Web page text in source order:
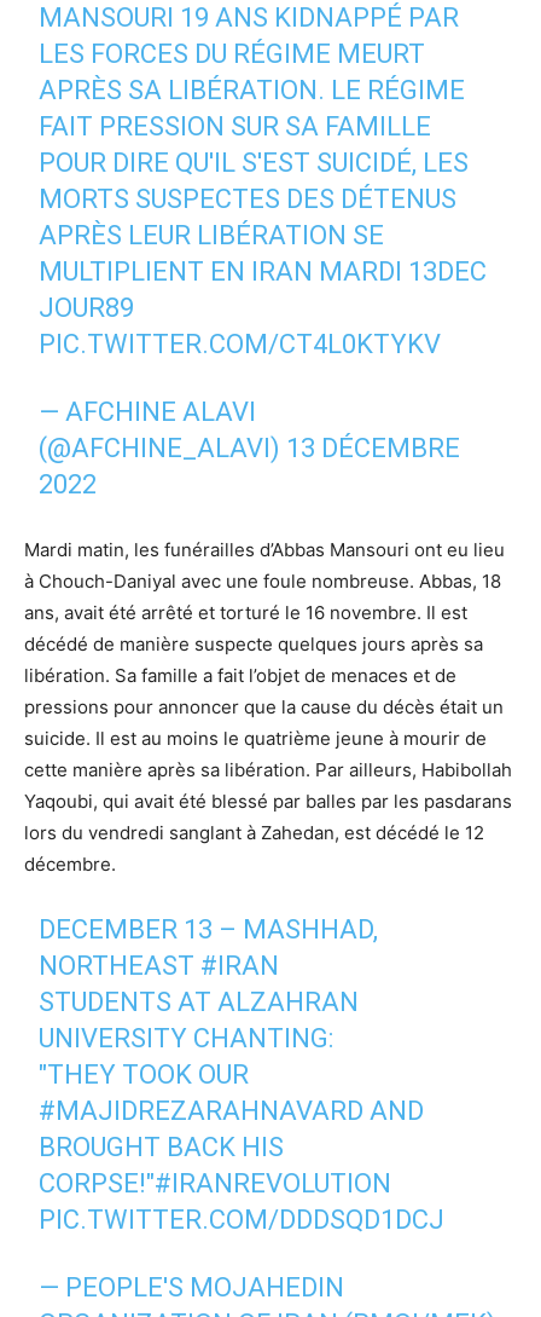
MANSOURI 19 ANS KIDNAPPÉ PAR
LES FORCES DU RÉGIME MEURT
APRÈS SA LIBÉRATION. LE RÉGIME
FAIT PRESSION SUR SA FAMILLE
POUR DIRE QU'IL S'EST SUICIDÉ, LES
MORTS SUSPECTES DES DÉTENUS
APRÈS LEUR LIBÉRATION SE
MULTIPLIENT EN IRAN MARDI 13DEC
JOUR89
PIC.TWITTER.COM/CT4L0KTYKV
— AFCHINE ALAVI
(@AFCHINE_ALAVI) 13 DÉCEMBRE
2022
Mardi matin, les funérailles d’Abbas Mansouri ont eu lieu
à Chouch-Daniyal avec une foule nombreuse. Abbas, 18
ans, avait été arrêté et torturé le 16 novembre. Il est
décédé de manière suspecte quelques jours après sa
libération. Sa famille a fait l’objet de menaces et de
pressions pour annoncer que la cause du décès était un
suicide. Il est au moins le quatrième jeune à mourir de
cette manière après sa libération. Par ailleurs, Habibollah
Yaqoubi, qui avait été blessé par balles par les pasdarans
lors du vendredi sanglant à Zahedan, est décédé le 12
décembre.
DECEMBER 13 – MASHHAD,
NORTHEAST #IRAN
STUDENTS AT ALZAHRAN
UNIVERSITY CHANTING:
"THEY TOOK OUR
#MAJIDREZARAHNAVARD AND
BROUGHT BACK HIS
CORPSE!"#IRANREVOLUTION
PIC.TWITTER.COM/DDDSQD1DCJ
— PEOPLE'S MOJAHEDIN